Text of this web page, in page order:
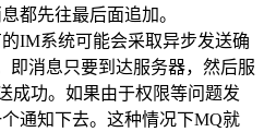
都先往最后面追加。
IM系统可能会采取异步发送确
即消息只要到达服务器，然后服
成功。如果由于权限等问题发
通知下去。这种情况下MQ就